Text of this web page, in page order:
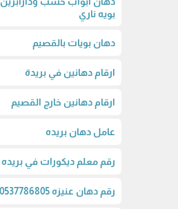
بويه ناري
دهان بويات بالقصيم
ارقام دهانين في بريدة
ارقام دهانين خارج القصيم
عامل دهان بريده
رقم معلم ديكورات في بريده
رقم دهان عنيزه 0537786805